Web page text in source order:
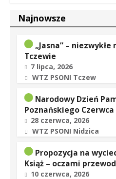
Najnowsze
„Jasna” –
Tczewie
7 lipca, 2026
WTZ PSONI Tczew
Narodowy Dzień
Poznańskiego Czerwca
28 czerwca, 2026
WTZ PSONI Nidzica
Propozycja na
Książ – oczami
10 czerwca, 2026